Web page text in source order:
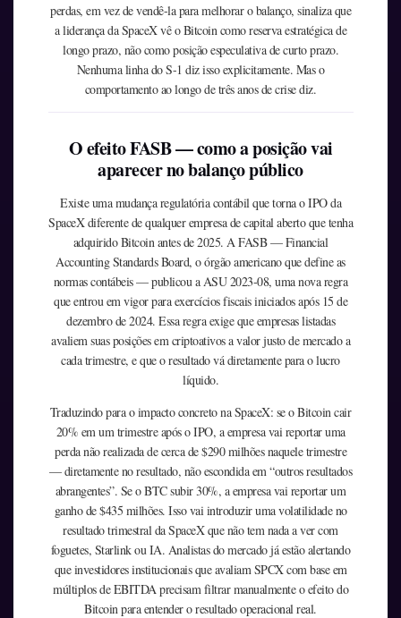
perdas, em vez de vendê-la para melhorar o balanço, sinaliza que
a liderança da SpaceX vê o Bitcoin como reserva estratégica de
longo prazo, não como posição especulativa de curto prazo.
Nenhuma linha do S-1 diz isso explicitamente. Mas o
comportamento ao longo de três anos de crise diz.
O efeito FASB — como a posição vai
aparecer no balanço público
Existe uma mudança regulatória contábil que torna o IPO da
SpaceX diferente de qualquer empresa de capital aberto que tenha
adquirido Bitcoin antes de 2025. A FASB — Financial
Accounting Standards Board, o órgão americano que define as
normas contábeis — publicou a ASU 2023-08, uma nova regra
que entrou em vigor para exercícios fiscais iniciados após 15 de
dezembro de 2024. Essa regra exige que empresas listadas
avaliem suas posições em criptoativos a valor justo de mercado a
cada trimestre, e que o resultado vá diretamente para o lucro
líquido.
Traduzindo para o impacto concreto na SpaceX: se o Bitcoin cair
20% em um trimestre após o IPO, a empresa vai reportar uma
perda não realizada de cerca de $290 milhões naquele trimestre
— diretamente no resultado, não escondida em “outros resultados
abrangentes”. Se o BTC subir 30%, a empresa vai reportar um
ganho de $435 milhões. Isso vai introduzir uma volatilidade no
resultado trimestral da SpaceX que não tem nada a ver com
foguetes, Starlink ou IA. Analistas do mercado já estão alertando
que investidores institucionais que avaliam SPCX com base em
múltiplos de EBITDA precisam filtrar manualmente o efeito do
Bitcoin para entender o resultado operacional real.